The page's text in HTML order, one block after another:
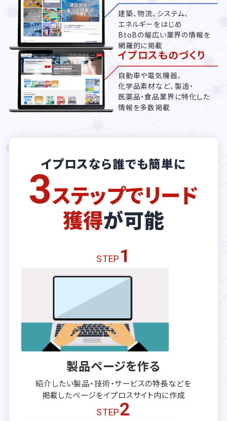
建築、物流、システム、
エネルギーをはじめ
BtoBの幅広い業界の情報を
網羅的に掲載
イプロスものづくり
自動車や電気機器、
化学品素材など、製造・
医薬品・食品業界に特化した
情報を多数掲載
イプロスなら誰でも簡単に
3ステップでリード
獲得が可能
STEP 1
製品ページを作る
紹介したい製品・技術・サービスの特長などを
掲載したページをイプロスサイト内に作成
STEP2